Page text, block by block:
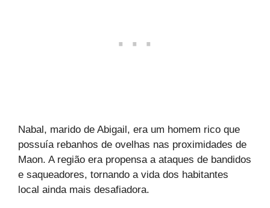
Nabal, marido de Abigail, era um homem rico que
possuía rebanhos de ovelhas nas proximidades de
Maon. A região era propensa a ataques de bandidos
e saqueadores, tornando a vida dos habitantes
local ainda mais desafiadora.